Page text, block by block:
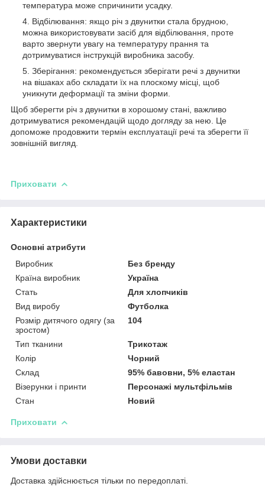
температура може спричинити усадку.
Відбілювання: якщо річ з двунитки стала брудною,
можна використовувати засіб для відбілювання, проте
варто звернути увагу на температуру прання та
дотримуватися інструкцій виробника засобу.
Зберігання: рекомендується зберігати речі з двунитки
на вішаках або складати їх на плоскому місці, щоб
уникнути деформації та зміни форми.
Щоб зберегти річ з двунитки в хорошому стані, важливо
дотримуватися рекомендацій щодо догляду за нею. Це
допоможе продовжити термін експлуатації речі та зберегти її
зовнішній вигляд.
Приховати
Характеристики
Основні атрибути
Виробник
Без бренду
Країна виробник
Україна
Стать
Для хлопчиків
Вид виробу
Футболка
Розмір дитячого одягу (за
зростом)
104
Тип тканини
Трикотаж
Колір
Чорний
Склад
95% бавовни, 5% еластан
Візерунки і принти
Персонажі мультфільмів
Стан
Новий
Приховати
Умови доставки
Доставка здійснюється тільки по передоплаті.